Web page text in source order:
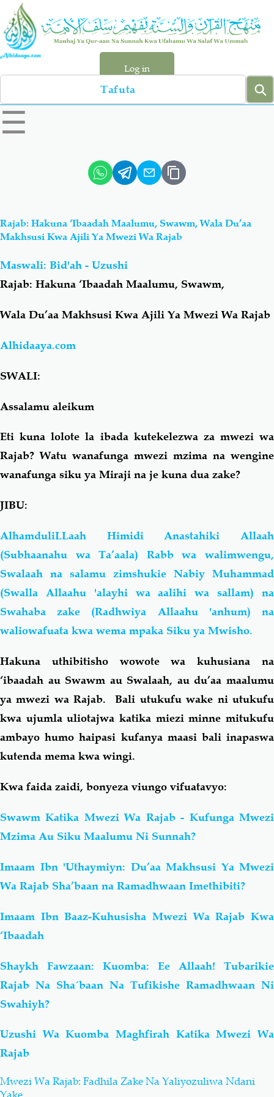
Skip
main
content
Log in
Search
left
sidebar
☰
Hadiyth
Aqiydah Manhaj
Shirki & Kufru
Fiqh-Ibaadah
Fataawa Za Ulamaa
Familia-Jamii Maswali-Majibu
Rajab: Hakuna ‘Ibaadah Maalumu, Swawm, Wala Du’aa
Makhsusi Kwa Ajili Ya Mwezi Wa Rajab
Maswali: Bid'ah - Uzushi
Rajab: Hakuna ‘Ibaadah Maalumu, Swawm,
Wala Du’aa Makhsusi Kwa Ajili Ya Mwezi Wa Rajab
Alhidaaya.com
SWALI:
Assalamu aleikum
Eti kuna lolote la ibada kutekelezwa za mwezi wa
Rajab? Watu wanafunga mwezi mzima na wengine
wanafunga siku ya Miraji na je kuna dua zake?
JIBU:
AlhamduliLLaah Himidi Anastahiki Allaah
(Subhaanahu wa Ta’aala) Rabb wa walimwengu,
Swalaah na salamu zimshukie Nabiy Muhammad
(Swalla Allaahu 'alayhi wa aalihi wa sallam) na
Swahaba zake (Radhwiya Allaahu 'anhum) na
waliowafuata kwa wema mpaka Siku ya Mwisho.
Hakuna uthibitisho wowote wa kuhusiana na
‘ibaadah au Swawm au Swalaah, au du’aa maalumu
ya mwezi wa Rajab. Bali utukufu wake ni utukufu
kwa ujumla uliotajwa katika miezi minne mitukufu
ambayo humo haipasi kufanya maasi bali inapaswa
kutenda mema kwa wingi.
Kwa faida zaidi, bonyeza viungo vifuatavyo:
Swawm Katika Mwezi Wa Rajab - Kufunga Mwezi
Mzima Au Siku Maalumu Ni Sunnah?
Imaam Ibn 'Uthaymiyn: Du’aa Makhsusi Ya Mwezi
Wa Rajab Sha’baan na Ramadhwaan Imethibiti?
Imaam Ibn Baaz-Kuhusisha Mwezi Wa Rajab Kwa
‘Ibaadah
Shaykh Fawzaan: Kuomba: Ee Allaah! Tubarikie
Rajab Na Sha´baan Na Tufikishe Ramadhwaan Ni
Swahiyh?
Uzushi Wa Kuomba Maghfirah Katika Mwezi Wa
Rajab
Mwezi Wa Rajab: Fadhila Zake Na Yaliyozuliwa Ndani